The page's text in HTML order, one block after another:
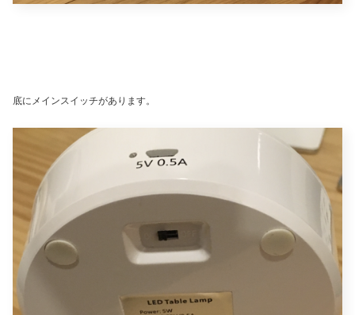
底にメインスイッチがあります。